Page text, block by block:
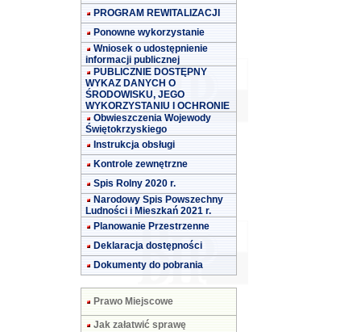
PROGRAM REWITALIZACJI
Ponowne wykorzystanie
Wniosek o udostępnienie
informacji publicznej
PUBLICZNIE DOSTĘPNY
WYKAZ DANYCH O
ŚRODOWISKU, JEGO
WYKORZYSTANIU I OCHRONIE
Obwieszczenia Wojewody
Świętokrzyskiego
Instrukcja obsługi
Kontrole zewnętrzne
Spis Rolny 2020 r.
Narodowy Spis Powszechny
Ludności i Mieszkań 2021 r.
Planowanie Przestrzenne
Deklaracja dostępności
Dokumenty do pobrania
Prawo Miejscowe
Jak załatwić sprawę